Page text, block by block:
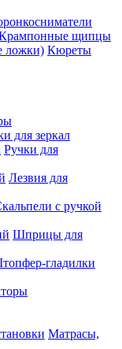
щипцы
Кюреты
для зеркал
Ручки для
Лезвия для
с ручкой
Шприцы для
гладилки
Матрасы,